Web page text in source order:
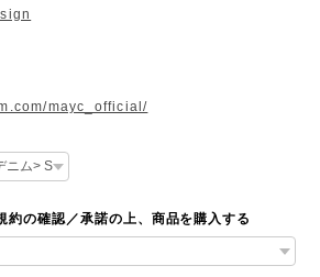
mayc_official/
約の確認／承諾の上、商品を購入する